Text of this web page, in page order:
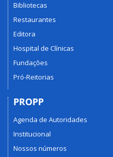
Bibliotecas
Restaurantes
Editora
Hospital de Clínicas
Fundações
Pró-Reitorias
PROPP
Agenda de Autoridades
Institucional
Nossos números